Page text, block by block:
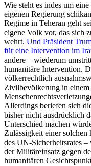
Wie steht es indes um
eigenen Regierung
Regime in Teheran geht
eigene Volk vor, das sich
wehrt. Und Präsident
für eine Intervention im
andere – wiederum
humanitäre Intervention.
völkerrechtlich
Zivilbevölkerung in einem
Allerdings beriefen sich
bisher nicht ausdrücklich
Unterschied machen
Zulässigkeit einer
des UN-Sicherheitsrates
der Militäreinsatz gegen
humanitären